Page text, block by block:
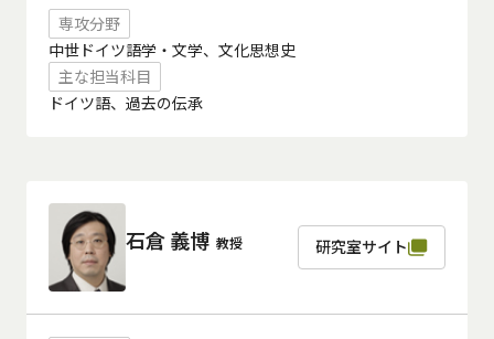
専攻分野
中世ドイツ語学・文学、文化思想史
主な担当科目
ドイツ語、過去の伝承
石倉 義博 教授 研究室サイト